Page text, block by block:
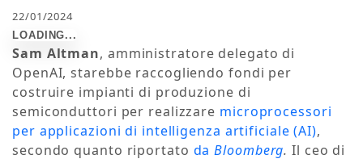
22/01/2024
Sam Altman, amministratore delegato di
OpenAI, starebbe raccogliendo fondi per
costruire impianti di produzione di
semiconduttori per realizzare microprocessori
per applicazioni di intelligenza artificiale (AI),
secondo quanto riportato daBloomberg. Il ceo di